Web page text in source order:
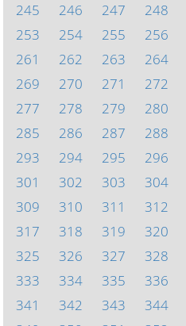
245
246 247 248
253
254 255 256
261
262 263 264
269
270 271 272
277
278 279 280
285
286 287 288
293
294 295 296
301
302 303 304
309
310 311 312
317
318 319 320
325
326 327 328
333
334 335 336
341
342 343 344